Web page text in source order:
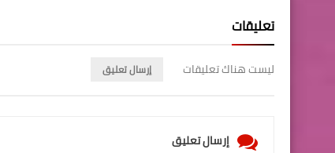
تعليقات
ليست هناك تعليقات إرسال تعليق
إرسال تعليق